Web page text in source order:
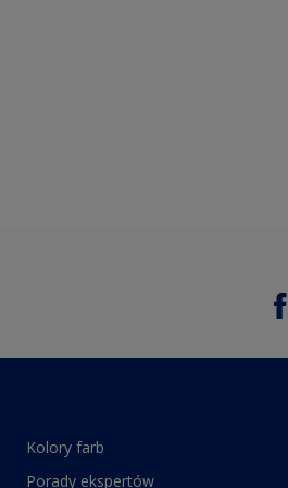
Kolory farb
Porady ekspertów